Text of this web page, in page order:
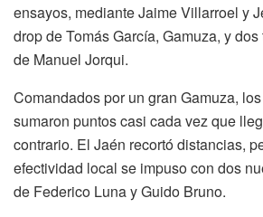
ensayos, mediante Jaime Villarroel y
drop de Tomás García, Gamuza, y
de Manuel Jorqui.
Comandados por un gran Gamuza,
sumaron puntos casi cada vez que
contrario. El Jaén recortó distancias,
efectividad local se impuso con dos
de Federico Luna y Guido Bruno.